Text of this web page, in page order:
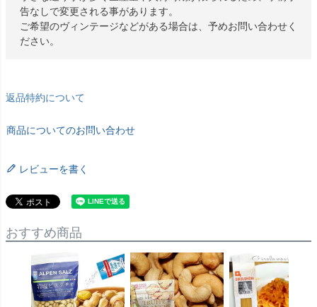
告なしで変更される事があります。
ご希望のヴィンテージなどがある場合は、予めお問い合わせく
ださい。
返品特約について
商品についてのお問い合わせ
レビューを書く
おすすめ商品